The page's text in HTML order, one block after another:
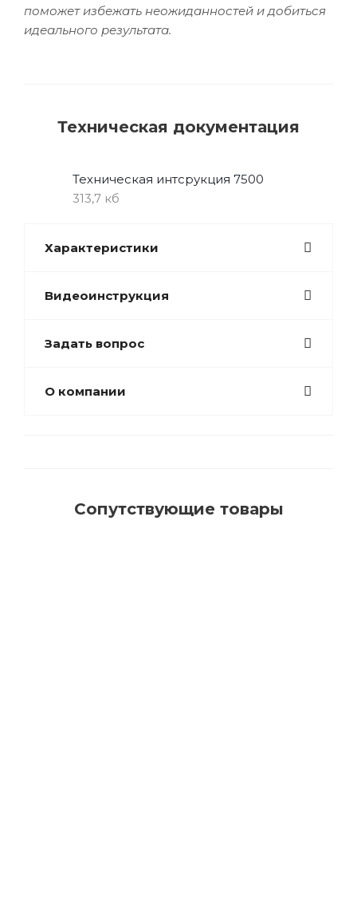
поможет избежать неожиданностей и добиться
идеального результата.
Техническая документация
Техническая интсрукция 7500
313,7 кб
Характеристики
Видеоинструкция
Задать вопрос
О компании
Сопутствующие товары